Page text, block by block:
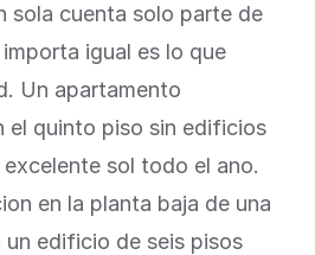
sola cuenta solo parte de
igual es lo que
Un apartamento
el quinto piso sin edificios
sol todo el ano.
en la planta baja de una
un edificio de seis pisos